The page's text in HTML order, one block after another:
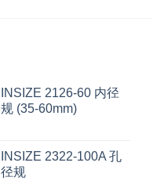
INSIZE 2126-60 内径
规 (35-60mm)
INSIZE 2322-100A 孔
径规